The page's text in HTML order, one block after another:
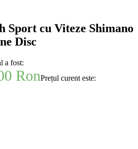
Sport cu Viteze Shimano
Disc
a fost:
RonPrețul curent este: